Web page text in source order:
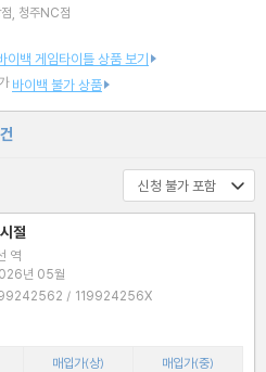
, 청주NC점
이백 게임타이틀 상품 보기
바이백 불가 상품
절
역
년 05월
ISBN : 9791199242562 / 119924256X
매입가(상)
매입가(중)